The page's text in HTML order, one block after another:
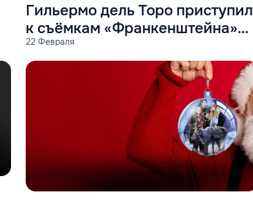
22 Февраля
Гильермо дель Торо приступил
к съёмкам «Франкенштейна»
для Netflix